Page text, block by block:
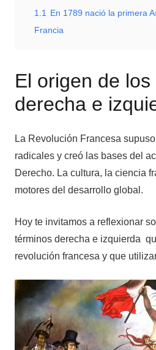
1.1
En 1789 nació la primera
Francia
El origen de
derecha e
La Revolución Francesa
radicales y creó las bases del
Derecho. La cultura, la ciencia
motores del desarrollo global.
Hoy te invitamos a reflexionar
términos derecha e izquierda
revolución francesa y que